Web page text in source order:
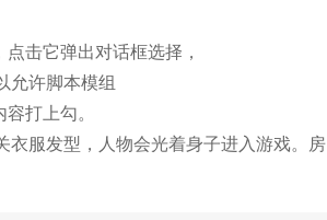
击它弹出对话框选择，
允许脚本模组
打上勾。
衣服发型，人物会光着身子进入游戏。房